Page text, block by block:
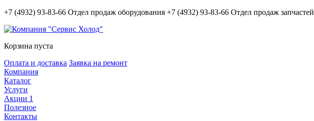
+7 (4932) 93-83-66 Отдел продаж оборудования +7 (4932) 93-83-66 Отдел продаж запчастей
Корзина пуста
Оплата и доставка Заявка на ремонт
Компания
Каталог
Услуги
Акции 1
Полезное
Контакты